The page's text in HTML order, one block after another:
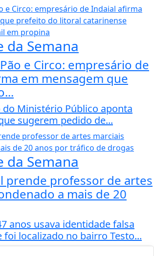
da Semana
e Circo: empresário de
em mensagem que
Ministério Público aponta
sugerem pedido de...
da Semana
prende professor de artes
a mais de 20
anos usava identidade falsa
foi localizado no bairro Testo...